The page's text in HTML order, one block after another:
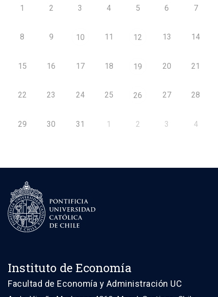
1 2 3 4 5 6 7
8 9 10 11 12 13 14
15 16 17 18 19 20 21
22 23 24 25 26 27 28
29 30 31 1 2 3 4
Instituto de Economía
Facultad de Economía y Administración UC